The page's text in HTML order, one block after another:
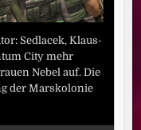
Sedlacek, Klaus-
City mehr
Nebel auf. Die
der Marskolonie